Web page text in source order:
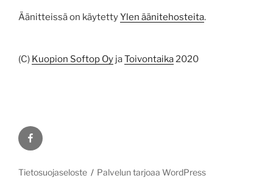
Äänitteissä on käytettyYlen äänitehosteita.
(C) Kuopion Softop Oy jaToivontaika2020
Facebook
Tietosuojaseloste Palvelun tarjoaa WordPress